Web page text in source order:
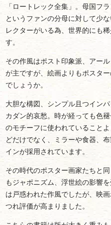
「ロートレック全集」。母国フ
というファンの分母に対して少
レクターがいる為、世界的にも
す。
その作風はポスト印象派、アー
が主ですが、絵画よりもポスタ
でしょうか。
大胆な構図、シンプル且つイン
カダン的哀愁。時が経っても色
のモチーフに使われていること
どだけでなく、ミラーや食器、
インが採用されています。
その時代のポスター画家たちと
もジャポニズム、浮世絵の影響
は戸惑われた作風でしたが、映
つれ評価が高まりました。